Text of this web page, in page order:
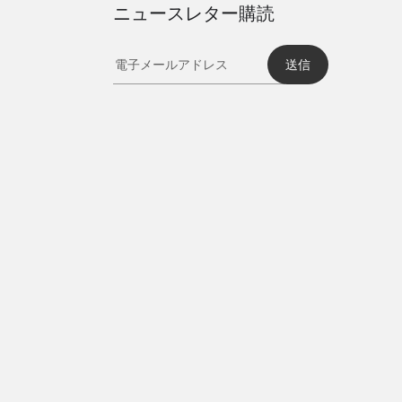
ニュースレター購読
送信